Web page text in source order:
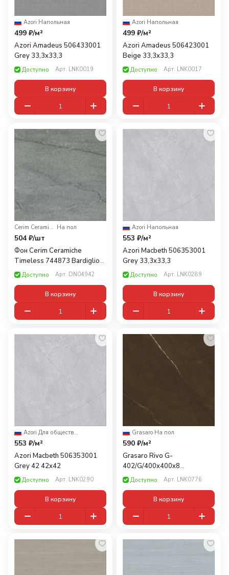
Azori·Напольная
499 ₽/м²
Azori Amadeus 506433001
Grey 33,3x33,3
Доступно Арт. LNK0019
В корзину
Azori·Напольная
499 ₽/м²
Azori Amadeus 506423001
Beige 33,3x33,3
Доступно Арт. LNK0017
В корзину
Cerim Ceramiche ·На пол
504 ₽/шт
Фон Cerim Ceramiche
Timeless 744873 Bardiglio
Gray 60x60
Доступно Арт. DN04942
В корзину
Azori·Напольная
553 ₽/м²
Azori Macbeth 506353001
Grey 33,3x33,3
Доступно Арт. LNK0289
В корзину
Azori· Для общественных помещений
553 ₽/м²
Azori Macbeth 506353001
Grey 42 42x42
Доступно Арт. LNK0290
В корзину
Grasaro·На пол
590 ₽/м²
Grasaro Rivo G-
402/G/400x400x8
Коричневый 40x40
Доступно Арт. LNK0776
В корзину